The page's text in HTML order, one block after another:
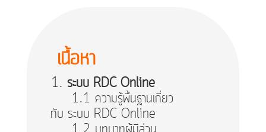
เนื้อหา
ระบบ RDC Online
1.1 ความรู้พื้นฐานเกี่ยว
กับ ระบบ RDC Online